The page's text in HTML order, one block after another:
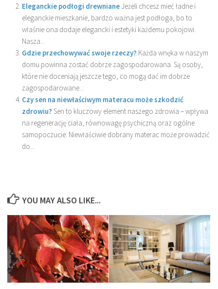
Eleganckie podłogi drewniane Jeżeli chcesz mieć ładne i
eleganckie mieszkanie, bardzo ważna jest podłoga, bo to
właśnie ona dodaje elegancki i estetyki każdemu pokojowi.
Nasza...
Gdzie przechowywać swoje rzeczy? Każda wnęka w naszym
domu powinna zostać dobrze zagospodarowana. Są osoby,
które nie doceniają jeszcze tego, co mogą dać im dobrze
zagospodarowane...
Czy sen na niewłaściwym materacu może szkodzić
zdrowiu? Sen to kluczowy element naszego zdrowia – wpływa
na regenerację ciała, równowagę psychiczną oraz ogólne
samopoczucie. Niewłaściwie dobrany materac może prowadzić
do...
YOU MAY ALSO LIKE...